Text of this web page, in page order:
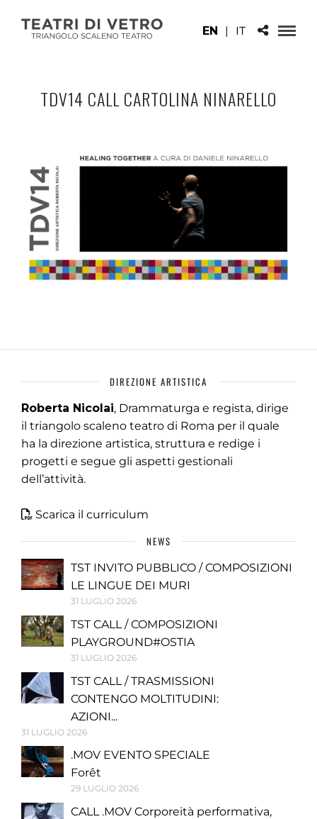
EN | IT
TDV14 CALL CARTOLINA NINARELLO
DIREZIONE ARTISTICA
Roberta Nicolai, Drammaturga e regista, dirige
il triangolo scaleno teatro di Roma per il quale
ha la direzione artistica, struttura e redige i
progetti e segue gli aspetti gestionali
dell’attività.
Scarica il curriculum
NEWS
TST INVITO PUBBLICO / COMPOSIZIONI
LE LINGUE DEI MURI
31 LUGLIO 2026
TST CALL / COMPOSIZIONI
PLAYGROUND#OSTIA
31 LUGLIO 2026
TST CALL / TRASMISSIONI
CONTENGO MOLTITUDINI:
AZIONI...
31 LUGLIO 2026
.MOV EVENTO SPECIALE
Forêt
29 LUGLIO 2026
CALL .MOV Corporeità performativa,